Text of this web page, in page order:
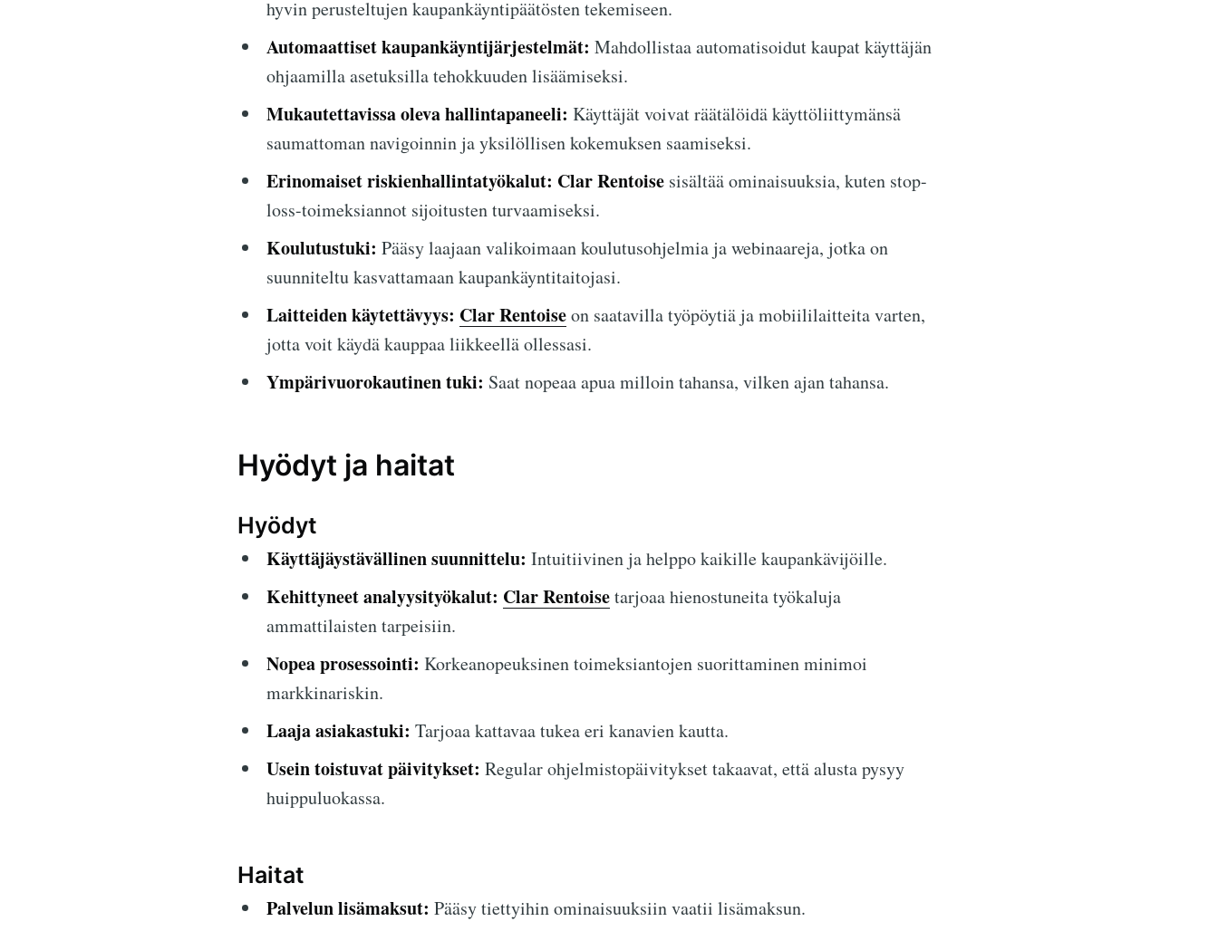
hyvin perusteltujen kaupankäyntipäätösten tekemiseen.
Automaattiset kaupankäyntijärjestelmät: Mahdollistaa automatisoidut kaupat käyttäjän
ohjaamilla asetuksilla tehokkuuden lisäämiseksi.
Mukautettavissa oleva hallintapaneeli: Käyttäjät voivat räätälöidä käyttöliittymänsä
saumattoman navigoinnin ja yksilöllisen kokemuksen saamiseksi.
Erinomaiset riskienhallintatyökalut: Clar Rentoise sisältää ominaisuuksia, kuten stop-
loss-toimeksiannot sijoitusten turvaamiseksi.
Koulutustuki: Pääsy laajaan valikoimaan koulutusohjelmia ja webinaareja, jotka on
suunniteltu kasvattamaan kaupankäyntitaitojasi.
Laitteiden käytettävyys: Clar Rentoiseon saatavilla työpöytiä ja mobiililaitteita varten,
jotta voit käydä kauppaa liikkeellä ollessasi.
Ympärivuorokautinen tuki: Saat nopeaa apua milloin tahansa, vilken ajan tahansa.
Hyödyt ja haitat
Hyödyt
Käyttäjäystävällinen suunnittelu: Intuitiivinen ja helppo kaikille kaupankävijöille.
Kehittyneet analyysityökalut: Clar Rentoisetarjoaa hienostuneita työkaluja
ammattilaisten tarpeisiin.
Nopea prosessointi: Korkeanopeuksinen toimeksiantojen suorittaminen minimoi
markkinariskin.
Laaja asiakastuki: Tarjoaa kattavaa tukea eri kanavien kautta.
Usein toistuvat päivitykset: Regular ohjelmistopäivitykset takaavat, että alusta pysyy
huippuluokassa.
Haitat
Palvelun lisämaksut: Pääsy tiettyihin ominaisuuksiin vaatii lisämaksun.